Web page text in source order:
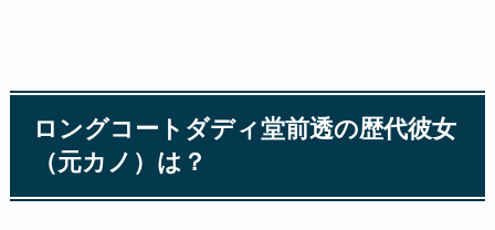
ロングコートダディ堂前透の歴代彼女
（元カノ）は？